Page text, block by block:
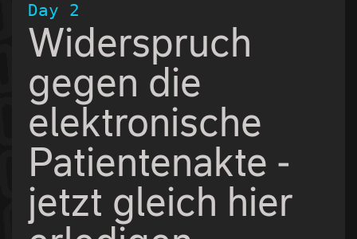
Day 2
Widerspruch
gegen die
elektronische
Patientenakte -
jetzt gleich hier